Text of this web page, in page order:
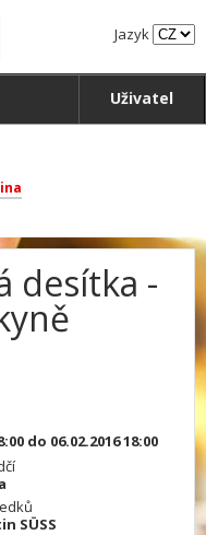
Jazyk
Uživatel
desítka -
do 06.02.2016 18:00
SÜSS